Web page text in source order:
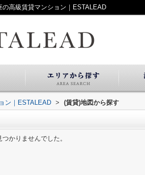
高級賃貸マンション｜ESTALEAD
ン｜ESTALEAD > (賃貸)地図から探す
かりませんでした。